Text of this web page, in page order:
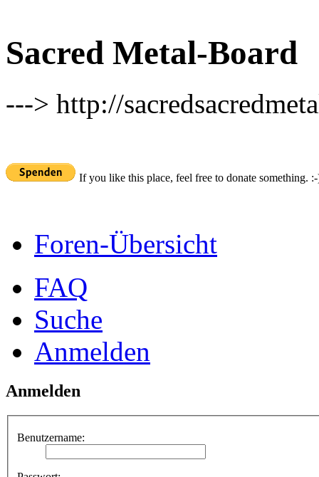
Sacred Metal-Board
---> http://
If you like this place, feel free to donate something.
Foren-Übersicht
FAQ
Suche
Anmelden
Anmelden
Benutzername: